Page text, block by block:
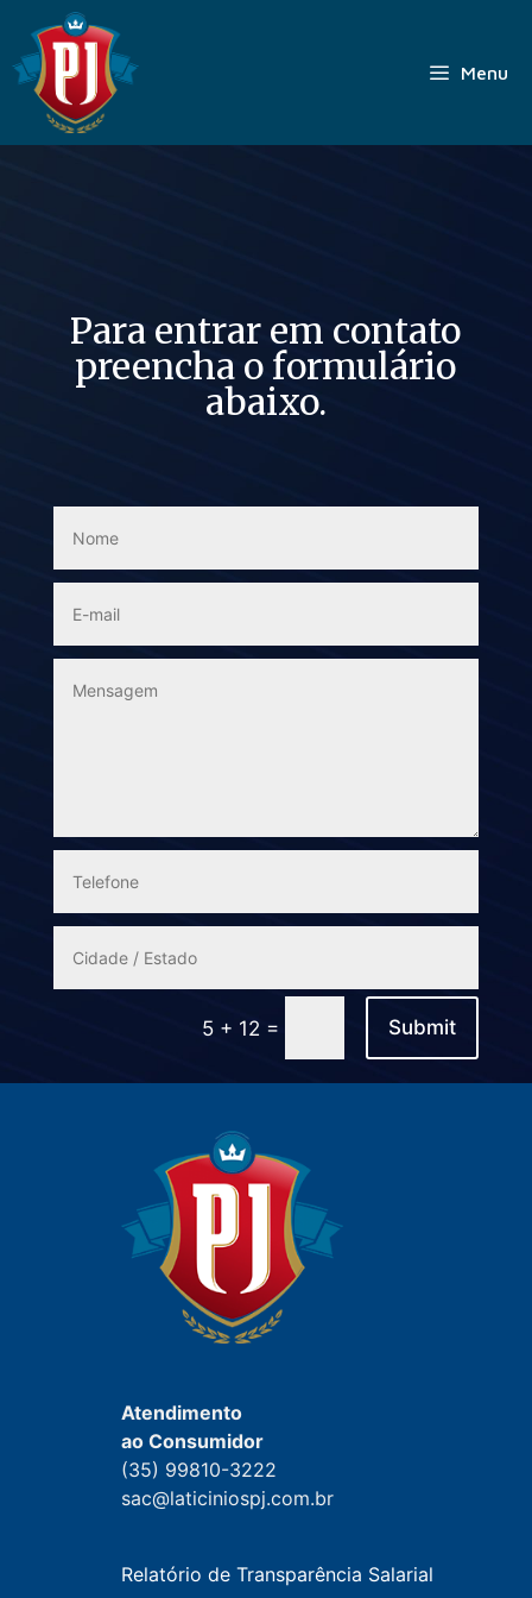
para
conteúdo
Menu
Para entrar em contato
preencha o formulário
abaixo.
5 + 12 = Submit
Atendimento
ao Consumidor
(35) 99810-3222
sac@laticiniospj.com.br
Relatório de Transparência Salarial